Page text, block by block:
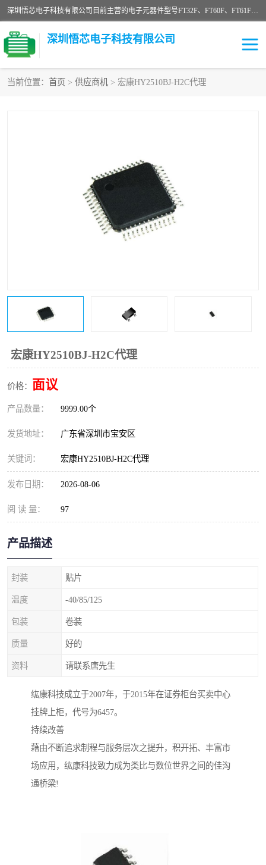
深圳悟芯电子科技有限公司目前主营的电子元器件型号FT32F、FT60F、FT61F、FT62F、FT64F、FT61FC、MCU EEPROM MOS LDO 稳压管 触摸IC DC-DC AC-DC 协议IC等，广泛应用于LED射灯、LED日光灯、等诸多领域。
深圳悟芯电子科技有限公司
当前位置： 首页 > 供应商机 > 宏康HY2510BJ-H2C代理
宏康HY2510BJ-H2C代理
价格： 面议
产品数量： 9999.00个
发货地址： 广东省深圳市宝安区
关键词： 宏康HY2510BJ-H2C代理
发布日期： 2026-08-06
阅 读 量： 97
产品描述
封装 贴片
温度 -40/85/125
包装 卷装
质量 好的
资料 请联系唐先生
纮康科技成立于2007年，于2015年在证券柜台买卖中心
挂牌上柜，代号为6457。
持续改善
藉由不断追求制程与服务层次之提升，积开拓、丰富市
场应用，纮康科技致力成为类比与数位世界之间的佳沟
通桥梁!
FT32F
FT61F
FT64F
FT61F022
FT61F021